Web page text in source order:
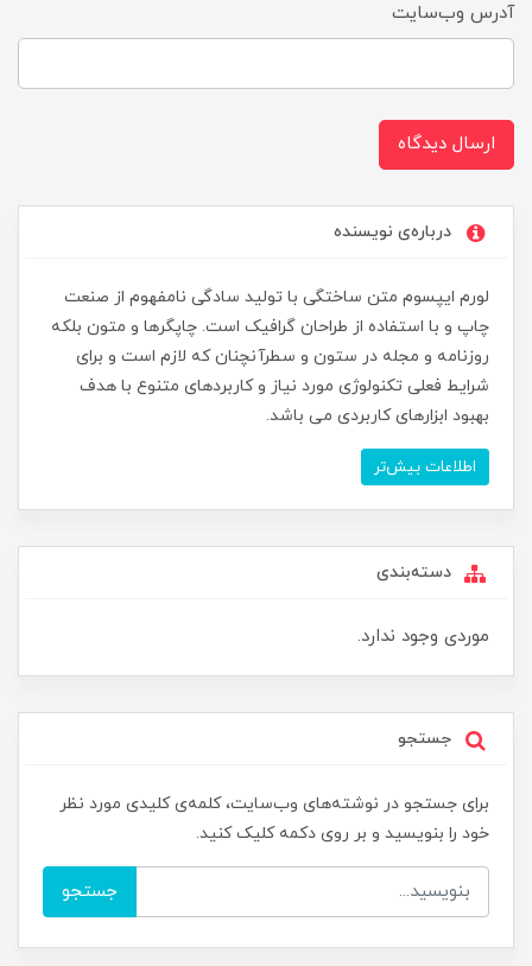
آدرس وب‌سایت
ارسال دیدگاه
درباره‌ی نویسنده
لورم ایپسوم متن ساختگی با تولید سادگی نامفهوم از صنعت
چاپ و با استفاده از طراحان گرافیک است. چاپگرها و متون بلکه
روزنامه و مجله در ستون و سطرآنچنان که لازم است و برای
شرایط فعلی تکنولوژی مورد نیاز و کاربردهای متنوع با هدف
بهبود ابزارهای کاربردی می باشد.
اطلاعات بیش‌تر
دسته‌بندی
موردی وجود ندارد.
جستجو
برای جستجو در نوشته‌های وب‌سایت، کلمه‌ی کلیدی مورد نظر
خود را بنویسید و بر روی دکمه کلیک کنید.
جستجو